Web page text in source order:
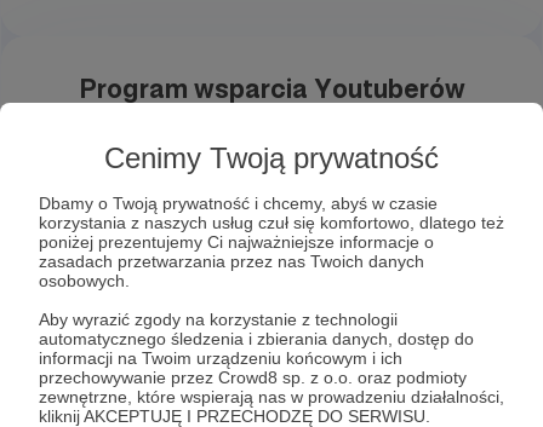
Cenimy Twoją prywatność
Dbamy o Twoją prywatność i chcemy, abyś w czasie
korzystania z naszych usług czuł się komfortowo, dlatego też
poniżej prezentujemy Ci najważniejsze informacje o
zasadach przetwarzania przez nas Twoich danych
osobowych.
Aby wyrazić zgody na korzystanie z technologii
automatycznego śledzenia i zbierania danych, dostęp do
informacji na Twoim urządzeniu końcowym i ich
przechowywanie przez Crowd8 sp. z o.o. oraz podmioty
zewnętrzne, które wspierają nas w prowadzeniu działalności,
kliknij AKCEPTUJĘ I PRZECHODZĘ DO SERWISU.
Program wsparcia Youtuberów
Zarządzanie kanałem, ochrona treści, współprace
komercyjne – dołącz do Patronite MCN, oszczędzaj
czas i… śpij spokojnie!
Zobacz przykład Piotra Zychowicza